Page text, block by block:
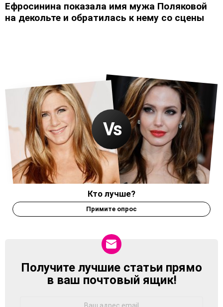
Ефросинина показала имя мужа Поляковой
на декольте и обратилась к нему со сцены
Кто лучше?
Примите опрос
NEWSLETTER
Получите лучшие статьи прямо
в ваш почтовый ящик!